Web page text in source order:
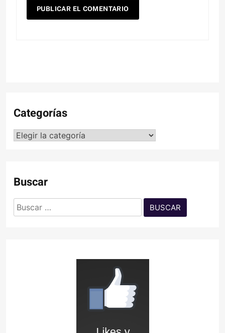
Categorías
Categorías
Buscar
Buscar: